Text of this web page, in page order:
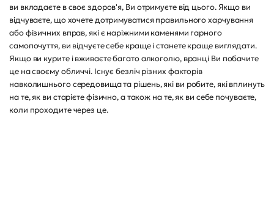
ви вкладаєте в своє здоров'я, Ви отримуєте від цього. Якщо ви
відчуваєте, що хочете дотримуватися правильного харчування
або фізичних вправ, які є наріжними каменями гарного
самопочуття, ви відчуєте себе краще і станете краще виглядати.
Якщо ви курите і вживаєте багато алкоголю, вранці Ви побачите
це на своєму обличчі. Існує безліч різних факторів
навколишнього середовища та рішень, які ви робите, які вплинуть
на те, як ви старієте фізично, а також на те, як ви себе почуваєте,
коли проходите через це.